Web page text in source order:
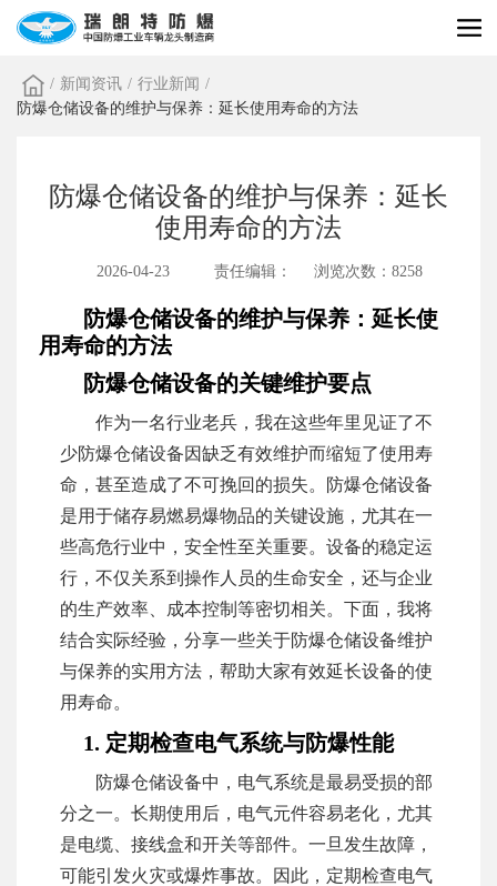
/ 新闻资讯 / 行业新闻 /
防爆仓储设备的维护与保养：延长使用寿命的方法
防爆仓储设备的维护与保养：延长
使用寿命的方法
2026-04-23 责任编辑： 浏览次数：8258
防爆仓储设备的维护与保养：延长使
用寿命的方法
防爆仓储设备的关键维护要点
作为一名行业老兵，我在这些年里见证了不
少防爆仓储设备因缺乏有效维护而缩短了使用寿
命，甚至造成了不可挽回的损失。防爆仓储设备
是用于储存易燃易爆物品的关键设施，尤其在一
些高危行业中，安全性至关重要。设备的稳定运
行，不仅关系到操作人员的生命安全，还与企业
的生产效率、成本控制等密切相关。下面，我将
结合实际经验，分享一些关于防爆仓储设备维护
与保养的实用方法，帮助大家有效延长设备的使
用寿命。
1. 定期检查电气系统与防爆性能
防爆仓储设备中，电气系统是最易受损的部
分之一。长期使用后，电气元件容易老化，尤其
是电缆、接线盒和开关等部件。一旦发生故障，
可能引发火灾或爆炸事故。因此，定期检查电气